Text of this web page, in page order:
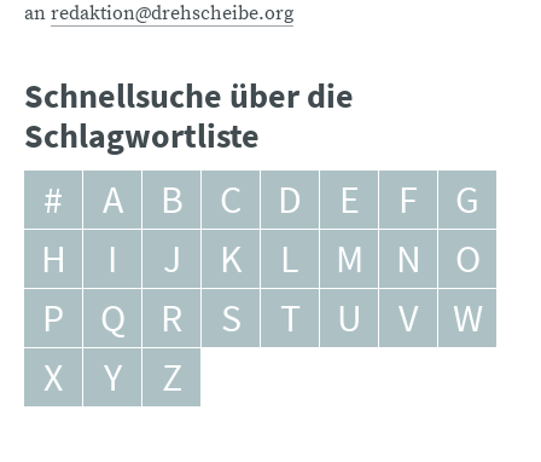
an redaktion@drehscheibe.org
Schnellsuche über die
Schlagwortliste
# A B C D E F
G
H
I J K L M N
O
P
Q R S T U V
W
X
Y Z